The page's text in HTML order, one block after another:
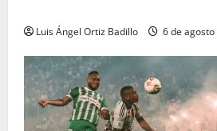
Luis Ángel Ortiz Badillo 6 de